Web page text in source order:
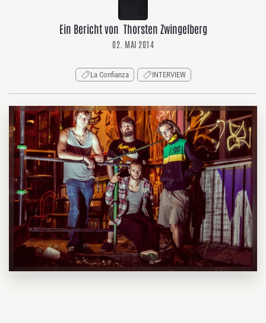
Ein Bericht von Thorsten Zwingelberg
02. MAI 2014
La Confianza INTERVIEW